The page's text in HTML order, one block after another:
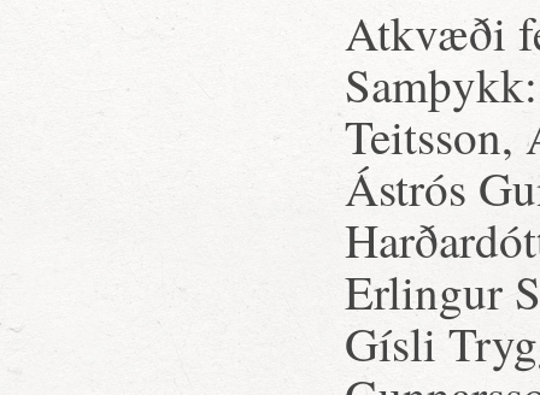
Atkvæði
Teitsson,
Ástrós
Erlingur
Gísli